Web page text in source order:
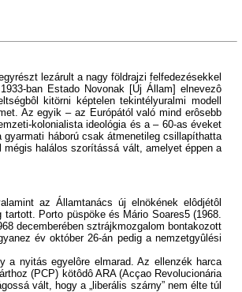
lezárult a nagy földrajzi felfedezésekkel
ban Estado Novonak [Új Állam] elnevezô
kitörni képtelen tekintélyuralmi modell
Az egyik – az Európától való mind erôsebb
kolonialista ideológia és a – 60-as éveket
háború csak átmenetileg csillapíthatta
halálos szorítássá vált, amelyet éppen a
az Államtanács új elnökének elôdjétôl
Porto püspöke és Mário Soares5 (1968.
decemberében sztrájkmozgalom bontakozott
év október 26-án pedig a nemzetgyûlési
a nyitás egyelôre elmarad. Az ellenzék harca
(PCP) kötôdô ARA (Acçao Revolucionária
vált, hogy a „liberális szárny” nem élte túl